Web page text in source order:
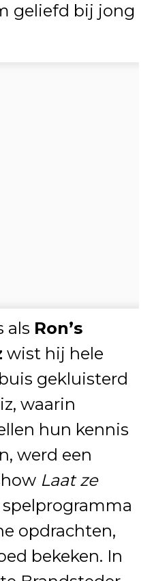
geliefd bij jong
als Ron’s
wist hij hele
gekluisterd
waarin
hun kennis
werd een
Laat ze
spelprogramma
opdrachten,
bekeken. In